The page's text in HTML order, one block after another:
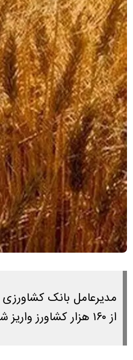
از ۱۶۰ هزار کشاورز واریز شده است.